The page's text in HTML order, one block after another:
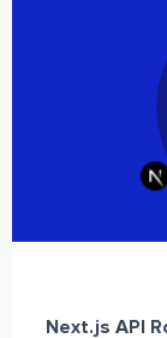
Next.js API